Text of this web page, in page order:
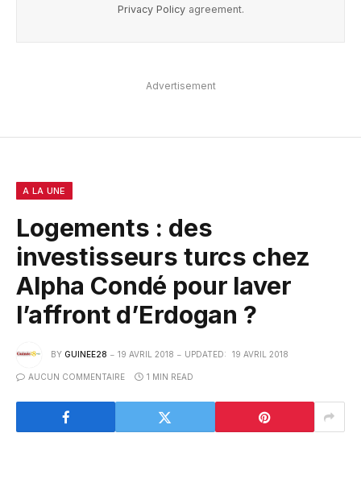
Privacy Policyagreement.
Advertisement
A LA UNE
Logements : des
investisseurs turcs chez
Alpha Condé pour laver
l’affront d’Erdogan ?
BY GUINEE28 19 AVRIL 2018 UPDATED: 19 AVRIL 2018
AUCUN COMMENTAIRE 1 MIN READ